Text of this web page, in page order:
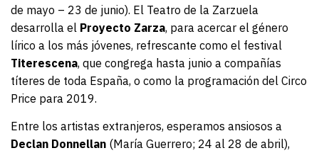
de mayo – 23 de junio). El Teatro de la Zarzuela
desarrolla el Proyecto Zarza, para acercar el género
lírico a los más jóvenes, refrescante como el festival
Titerescena, que congrega hasta junio a compañías
títeres de toda España, o como la programación del Circo
Price para 2019.
Entre los artistas extranjeros, esperamos ansiosos a
Declan Donnellan (María Guerrero; 24 al 28 de abril),